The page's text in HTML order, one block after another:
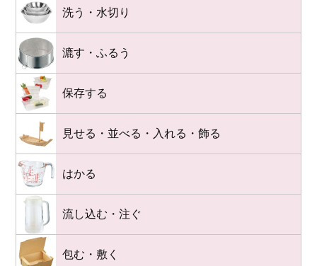
洗う・水切り
漉す・ふるう
保存する
見せる・並べる・入れる・飾る
はかる
流し込む・注ぐ
包む・敷く